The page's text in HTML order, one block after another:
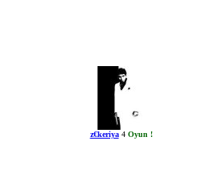
z€keriya4 Oyun !